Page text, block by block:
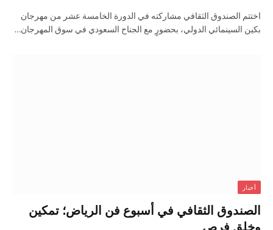
اختتم الصندوق الثقافي مشاركته في الدورة الخامسة عشر من مهرجان
بكين السينمائي الدولي، بحضورٍ مع الجناح السعودي في سوق المهرجان…
أخبار
الصندوق الثقافي في أسبوع فن الرياض؛ تمكين